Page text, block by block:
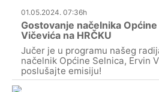
01.05.2024. 07:36h
Gostovanje načelnika
Vičevića na HRČKU
Jučer je u programu našeg
načelnik Općine Selnica, Ervin
poslušajte emisiju!